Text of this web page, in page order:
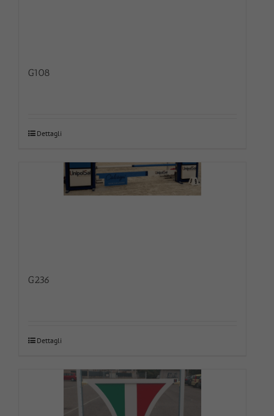
G108
Dettagli
G236
Dettagli